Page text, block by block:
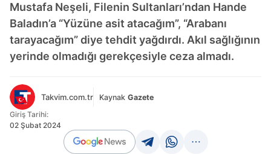
Mustafa Neşeli, Filenin Sultanları’ndan Hande
Baladın’a “Yüzüne asit atacağım”, “Arabanı
tarayacağım” diye tehdit yağdırdı. Akıl sağlığının
yerinde olmadığı gerekçesiyle ceza almadı.
Takvim.com.tr Kaynak Gazete
Giriş Tarihi:
02 Şubat 2024